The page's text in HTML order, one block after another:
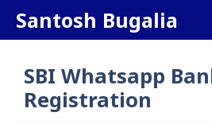
SkipSantosh Bugalia
SBI Whatsapp
Registration